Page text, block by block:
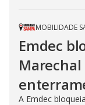
MOBILIDADE
Emdec
Marechal
A Emdec